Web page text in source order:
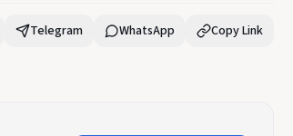
Telegram WhatsApp Copy Link